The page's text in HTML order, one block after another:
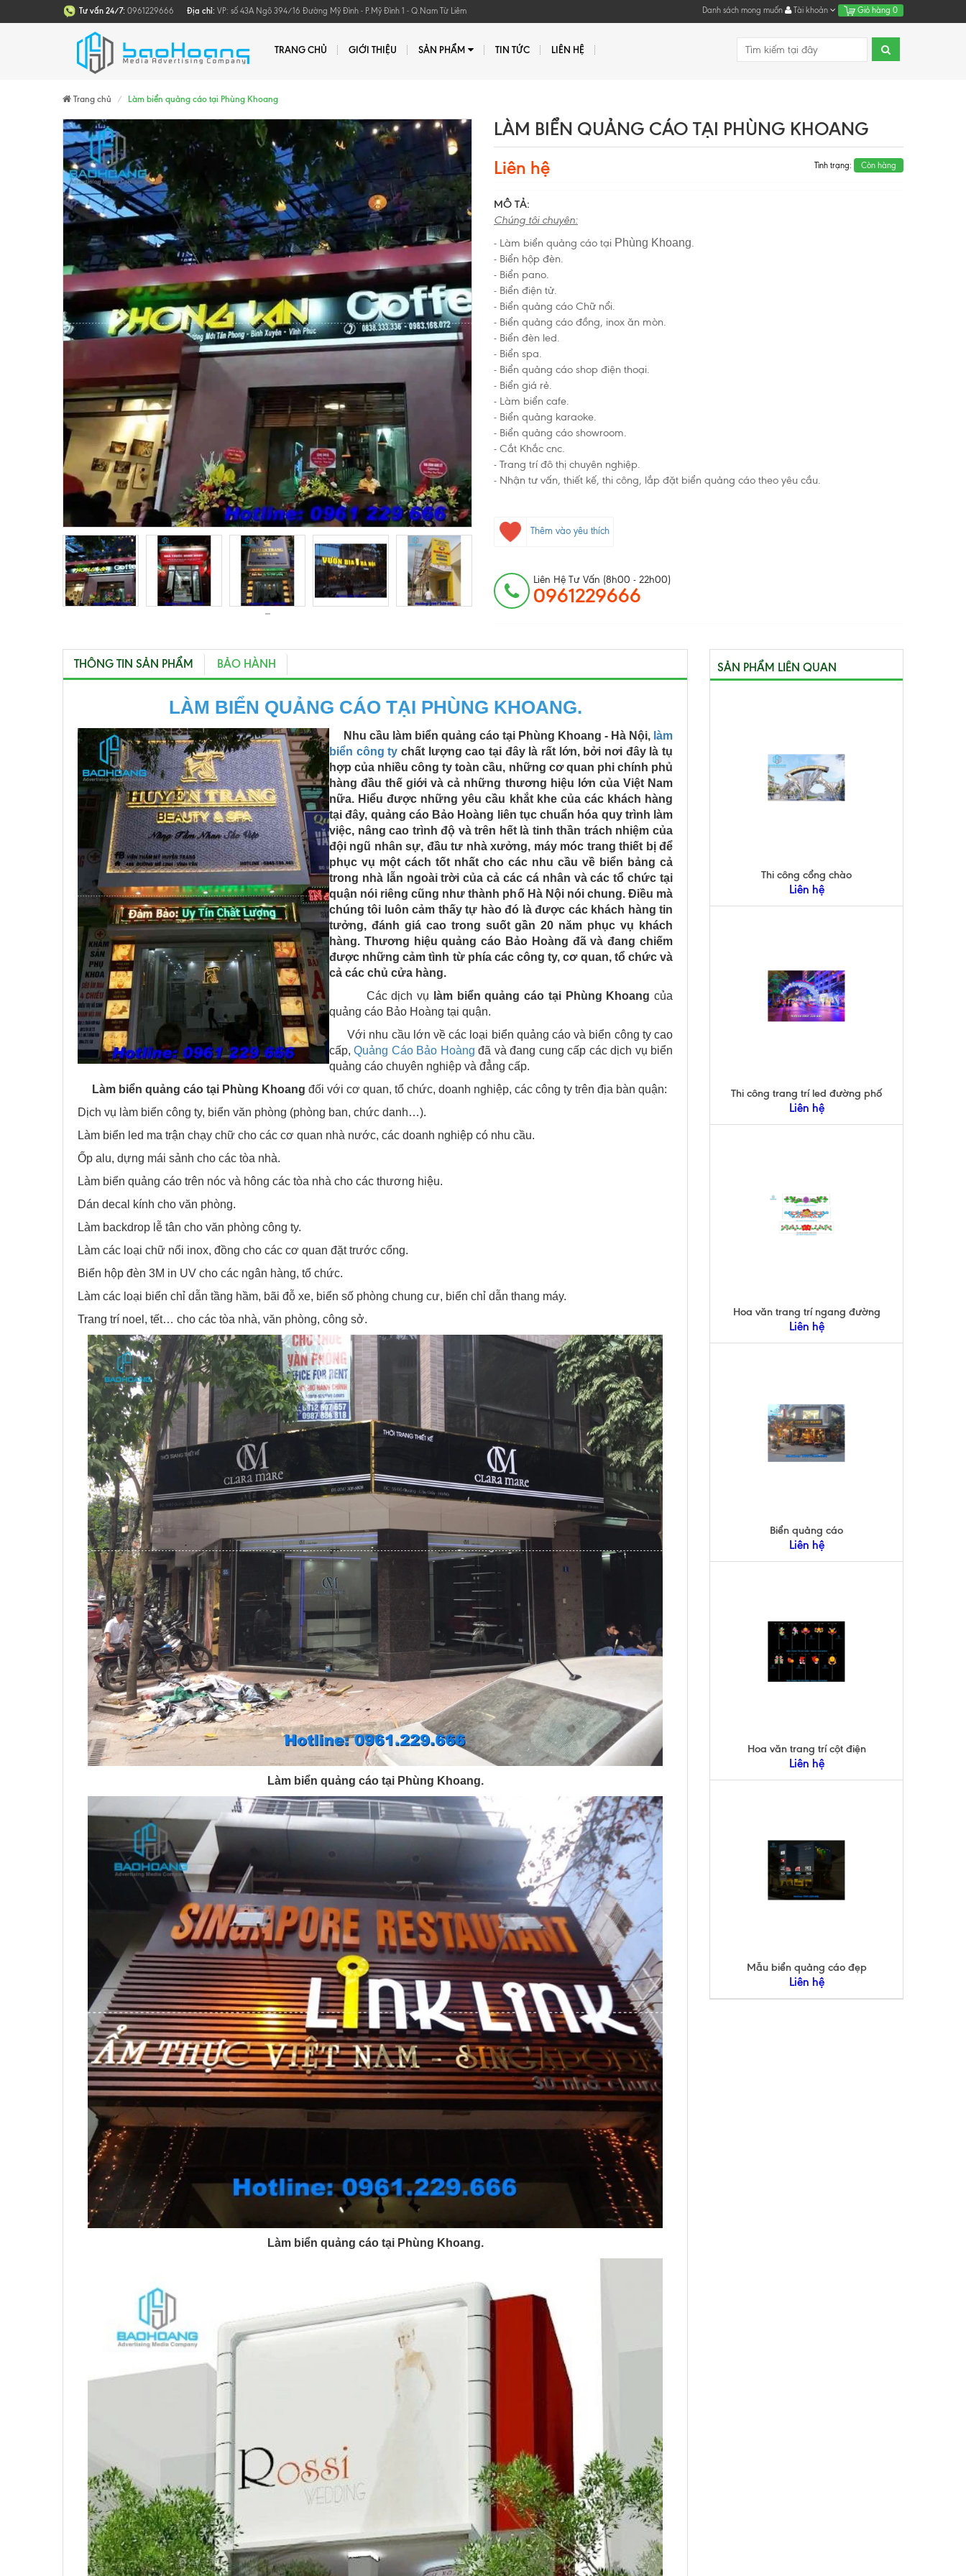
Tư vấn 24/7: 0961229666 Địa chỉ: VP: số 43A Ngõ 394/16 Đường Mỹ Đình - P.Mỹ Đình 1 - Q.Nam Từ Liêm Danh sách mong muốn Tài khoản Giỏ hàng 0
TRANG CHỦ GIỚI THIỆU SẢN PHẨM TIN TỨC LIÊN HỆ
Trang chủ Làm biển quảng cáo tại Phùng Khoang
LÀM BIỂN QUẢNG CÁO TẠI PHÙNG KHOANG
Liên hệ
Tình trạng: Còn hàng
MÔ TẢ:
Chúng tôi chuyên:
- Làm biển quảng cáo tại Phùng Khoang.
- Biển hộp đèn.
- Biển pano.
- Biển điện tử.
- Biển quảng cáo Chữ nổi.
- Biển quảng cáo đồng, inox ăn mòn.
- Biển đèn led.
- Biển spa.
- Biển quảng cáo shop điện thoại.
- Biển giá rẻ.
- Làm biển cafe.
- Biển quảng karaoke.
- Biển quảng cáo showroom.
- Cắt Khắc cnc.
- Trang trí đô thị chuyên nghiệp.
- Nhận tư vấn, thiết kế, thi công, lắp đặt biển quảng cáo theo yêu cầu.
Thêm vào yêu thích
Liên Hệ Tư Vấn (8h00 - 22h00)
0961229666
THÔNG TIN SẢN PHẨM BẢO HÀNH
LÀM BIỂN QUẢNG CÁO TẠI PHÙNG KHOANG.
Nhu cầu làm biển quảng cáo tại Phùng Khoang - Hà Nội, làm
biển công ty chất lượng cao tại đây là rất lớn, bởi nơi đây là tụ
hợp của nhiều công ty toàn cầu, những cơ quan phi chính phủ
hàng đầu thế giới và cả những thương hiệu lớn của Việt Nam
nữa. Hiểu được những yêu cầu khắt khe của các khách hàng
tại đây, quảng cáo Bảo Hoàng liên tục chuẩn hóa quy trình làm
việc, nâng cao trình độ và trên hết là tinh thần trách nhiệm của
đội ngũ nhân sự, đầu tư nhà xưởng, máy móc trang thiết bị để
phục vụ một cách tốt nhất cho các nhu cầu về biển bảng cả
trong nhà lẫn ngoài trời của cả các cá nhân và các tổ chức tại
quận nói riêng cũng như thành phố Hà Nội nói chung.Điều mà
chúng tôi luôn cảm thấy tự hào đó là được các khách hàng tin
tưởng, đánh giá cao trong suốt gần 20 năm phục vụ khách
hàng. Thương hiệu quảng cáo Bảo Hoàng đã và đang chiếm
được những cảm tình từ phía các công ty, cơ quan, tổ chức và
cả các chủ cửa hàng.
Các dịch vụ
làm biển quảng cáo tại Phùng Khoang của
quảng cáo Bảo Hoàng tại quận.
Với nhu cầu lớn về các loại biển quảng cáo và biển công ty cao
cấp,Quảng Cáo Bảo Hoàng đã và đang cung cấp các dịch vụ biển
quảng cáo chuyên nghiệp và đẳng cấp.
Làm biển quảng cáo tại Phùng Khoang đối với cơ quan, tổ chức, doanh nghiệp, các công ty trên địa bàn quận:
Dịch vụ làm biển công ty, biển văn phòng (phòng ban, chức danh…).
Làm biển led ma trận chạy chữ cho các cơ quan nhà nước, các doanh nghiệp có nhu cầu.
Ốp alu, dựng mái sảnh cho các tòa nhà.
Làm biển quảng cáo trên nóc và hông các tòa nhà cho các thương hiệu.
Dán decal kính cho văn phòng.
Làm backdrop lễ tân cho văn phòng công ty.
Làm các loại chữ nổi inox, đồng cho các cơ quan đặt trước cổng.
Biển hộp đèn 3M in UV cho các ngân hàng, tổ chức.
Làm các loại biển chỉ dẫn tầng hầm, bãi đỗ xe, biển số phòng chung cư, biển chỉ dẫn thang máy.
Trang trí noel, tết… cho các tòa nhà, văn phòng, công sở.
Làm biển quảng cáo tại Phùng Khoang.
Làm biển quảng cáo tại Phùng Khoang.
SẢN PHẨM LIÊN QUAN
Thi công cổng chào
Liên hệ
Thi công trang trí led đường phố
Liên hệ
Hoa văn trang trí ngang đường
Liên hệ
Biển quảng cáo
Liên hệ
Hoa văn trang trí cột điện
Liên hệ
Mẫu biển quảng cáo đẹp
Liên hệ